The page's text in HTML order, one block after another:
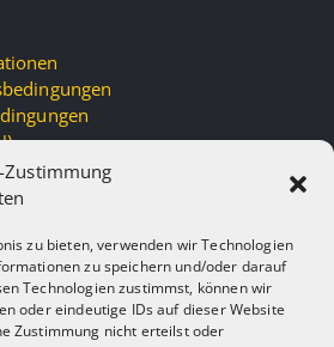
Zustimmung
zu bieten, verwenden wir Technologien
zu speichern und/oder darauf
Technologien zustimmst, können wir
oder eindeutige IDs auf dieser Website
Zustimmung nicht erteilst oder